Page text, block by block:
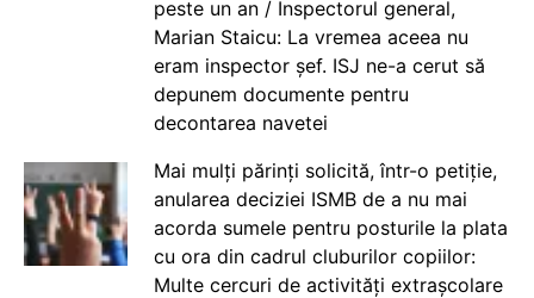
peste un an / Inspectorul general,
Marian Staicu: La vremea aceea nu
eram inspector șef. ISJ ne-a cerut să
depunem documente pentru
decontarea navetei
Mai mulți părinți solicită, într-o petiție,
anularea deciziei ISMB de a nu mai
acorda sumele pentru posturile la plata
cu ora din cadrul cluburilor copiilor:
Multe cercuri de activități extrașcolare